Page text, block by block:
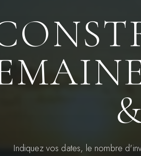
Indiquez vos dates, le nombre